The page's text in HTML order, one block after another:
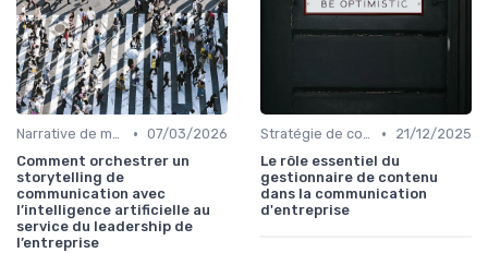
Narrative de marque & storytelling • 07/03/2026
Comment orchestrer un
storytelling de
communication avec
l’intelligence artificielle au
service du leadership de
l’entreprise
Stratégie de communication d’entreprise •
21/12/2025
Le rôle essentiel du
gestionnaire de contenu
dans la communication
d'entreprise